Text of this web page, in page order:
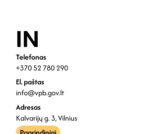
Telefonas
+370 52 780 290
El. paštas
info@vpb.gov.lt
Adresas
Kalvarijų g. 3, Vilnius